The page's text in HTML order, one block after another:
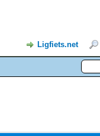
Ligfiets.net